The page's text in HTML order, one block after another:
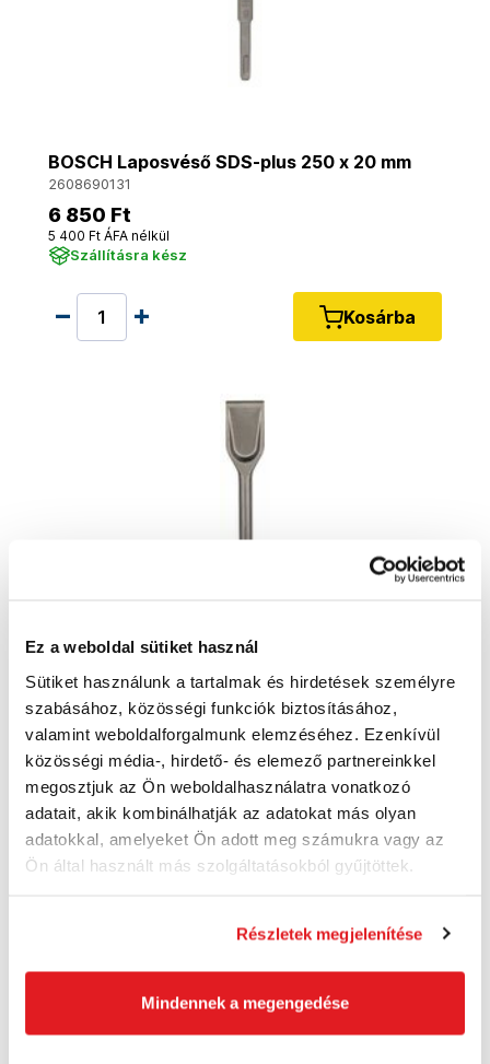
Ez a weboldal sütiket használ
Sütiket használunk a tartalmak és hirdetések személyre
szabásához, közösségi funkciók biztosításához,
valamint weboldalforgalmunk elemzéséhez. Ezenkívül
közösségi média-, hirdető- és elemező partnereinkkel
megosztjuk az Ön weboldalhasználatra vonatkozó
adatait, akik kombinálhatják az adatokat más olyan
adatokkal, amelyeket Ön adott meg számukra vagy az
Ön által használt más szolgáltatásokból gyűjtöttek.
Részletek megjelenítése
Mindennek a megengedése
BOSCH Laposvéső SDS-plus 250 x 20 mm
2608690131
6 850 Ft
5 400 Ft ÁFA nélkül
Szállításra kész
Kosárba
BOSCH Penge aprító SDS-max 350 x 50 mm
2608690097
16 850 Ft
13 270 Ft ÁFA nélkül
Utolsó 4 darab